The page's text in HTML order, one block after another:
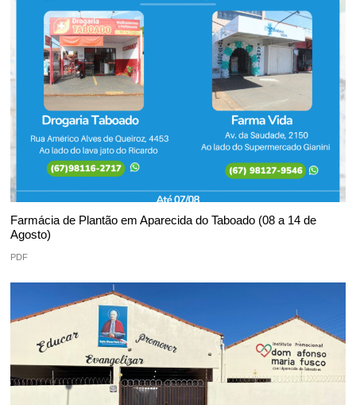
Farmácia de Plantão em Aparecida do Taboado (08 a 14 de
Agosto)
PDF